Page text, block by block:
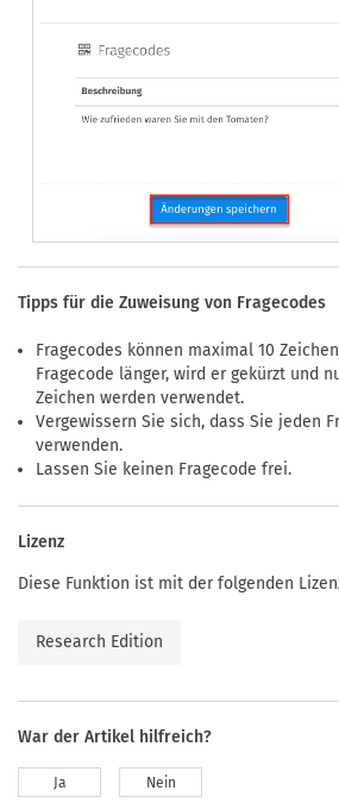
Tipps für die Zuweisung von Fragecodes
Fragecodes können maximal 10
Fragecode länger, wird er gekürzt und
Zeichen werden verwendet.
Vergewissern Sie sich, dass Sie jeden
verwenden.
Lassen Sie keinen Fragecode frei.
Lizenz
Diese Funktion ist mit der folgenden
Research Edition
War der Artikel hilfreich?
Ja Nein